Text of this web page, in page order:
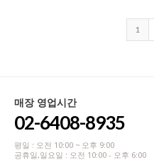
1
매장 영업시간
02-6408-8935
평일 : 오전 10:00 ~ 오후 9:00
공휴일,일요일 : 오전 10:00 - 오후 6:00